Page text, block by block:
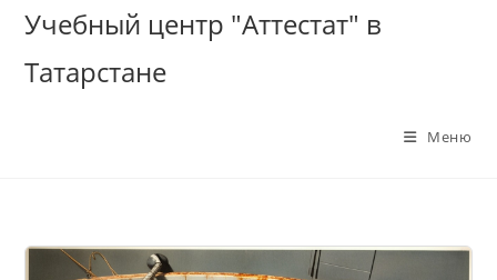
Перейти
содержимому
Учебный центр "Аттестат" в
Татарстане
Меню